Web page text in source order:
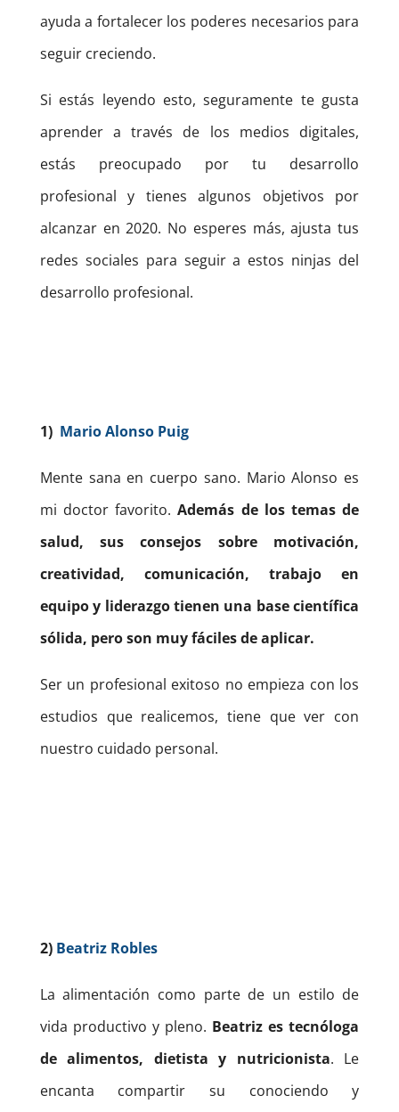
ayuda a fortalecer los poderes necesarios para
seguir creciendo.
Si estás leyendo esto, seguramente te gusta
aprender a través de los medios digitales,
estás preocupado por tu desarrollo
profesional y tienes algunos objetivos por
alcanzar en 2020. No esperes más, ajusta tus
redes sociales para seguir a estos ninjas del
desarrollo profesional.
1) Mario Alonso Puig
Mente sana en cuerpo sano. Mario Alonso es
mi doctor favorito.Además de los temas de
salud, sus consejos sobre motivación,
creatividad, comunicación, trabajo en
equipo y liderazgo tienen una base científica
sólida, pero son muy fáciles de aplicar.
Ser un profesional exitoso no empieza con los
estudios que realicemos, tiene que ver con
nuestro cuidado personal.
2) Beatriz Robles
La alimentación como parte de un estilo de
vida productivo y pleno. Beatriz es tecnóloga
de alimentos, dietista y nutricionista. Le
encanta compartir su conociendo y